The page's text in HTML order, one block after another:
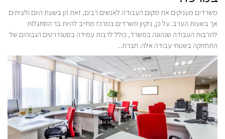
משרדים מעניקים את מקום העבודה לאנשים רבים, זאת הן בשעת היום ולעיתים
אך בשעות הערב. על כן, ניקיון משרדים במרכז מחייב להיות בר הסתגלות
לתרבות העבודה שנהוגה במשרד, כולל לרבות עמידה בסטנדרטים הגבוהים של
התחזוקה בשטחי עבודה אלה. חברת...